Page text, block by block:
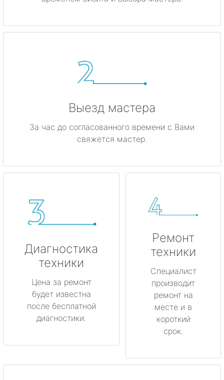
Выезд мастера
За час до согласованного времени с Вами
свяжется мастер.
Диагностика
техники
Цена за ремонт
будет известна
после бесплатной
диагностики.
Ремонт
техники
Специалист
производит
ремонт на
месте и в
короткий
срок.